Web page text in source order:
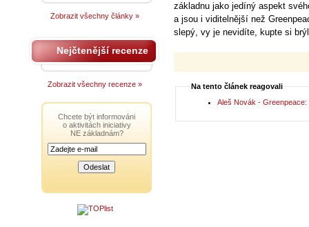
základnu jako jedíný aspekt
a jsou i viditelnější než
slepý, vy je nevidíte, kupte si
Na tento článek reagovali
Aleš Novák -
Zobrazit všechny články »
Nejčtenější recenze
Zobrazit všechny recenze »
Chcete být informováni
o aktivitách iniciativy
NE základnám?